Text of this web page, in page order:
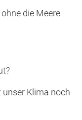
die Meere
Klima noch